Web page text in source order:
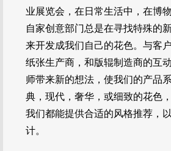
业展览会，在日常生活中，在博
自家创意部门总是在寻找特殊的
来开发成我们自己的花色。与客
纸张生产商，和版辊制造商的互
师带来新的想法，使我们的产品
典，现代，奢华，或细致的花色
我们都能提供合适的风格推荐，
计。